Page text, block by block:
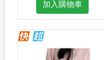
加入購物車